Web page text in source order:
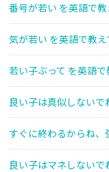
番号が若い を英語で教
気が若い を英語で教え
若い子ぶって を英語で
良い子は真似しないで
すぐに終わるからね、
良い子はマネしないで